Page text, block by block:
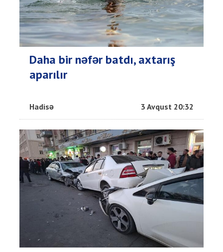
Daha bir nəfər batdı, axtarış
aparılır
Hadisə 3 Avqust 20:32